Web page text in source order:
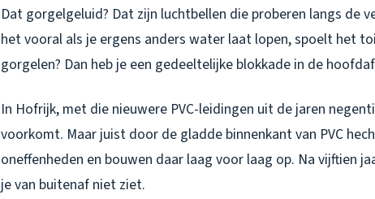
Dat gorgelgeluid? Dat zijn luchtbellen die proberen langs de
het vooral als je ergens anders water laat lopen, spoelt het
gorgelen? Dan heb je een gedeeltelijke blokkade in de
In Hofrijk, met die nieuwere PVC-leidingen uit de jaren
voorkomt. Maar juist door de gladde binnenkant van PVC
oneffenheden en bouwen daar laag voor laag op. Na vijftien
je van buitenaf niet ziet.